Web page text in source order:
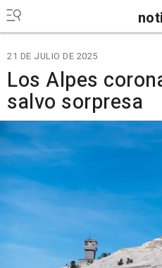
noti
21 DE JULIO DE 2025
Los Alpes
salvo sorpresa